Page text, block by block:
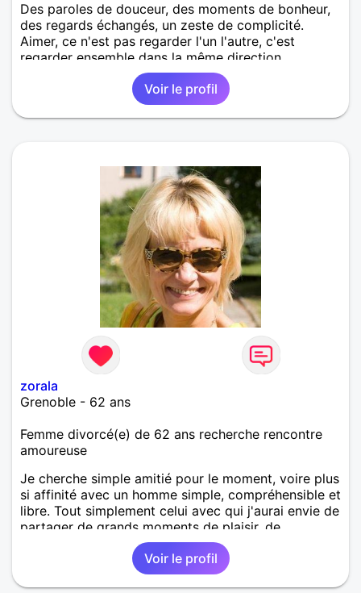
Des paroles de douceur, des moments de bonheur,
des regards échangés, un zeste de complicité.
Aimer, ce n'est pas regarder l'un l'autre, c'est
regarder ensemble dans la même direction.
Voir le profil
zorala
Grenoble - 62 ans
Femme divorcé(e) de 62 ans recherche rencontre
amoureuse
Je cherche simple amitié pour le moment, voire plus
si affinité avec un homme simple, compréhensible et
libre. Tout simplement celui avec qui j'aurai envie de
partager de grands moments de plaisir, de
tendresse en toute complicité.
Voir le profil